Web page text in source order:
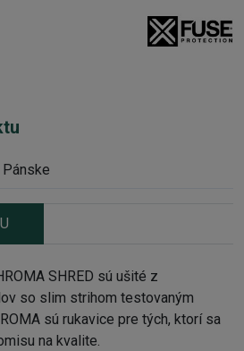
Pánske
SHRED sú ušité z
so slim strihom testovaným
sú rukavice pre tých, ktorí sa
na kvalite.